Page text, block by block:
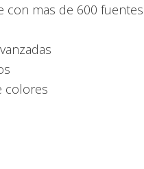
con mas de 600
colores